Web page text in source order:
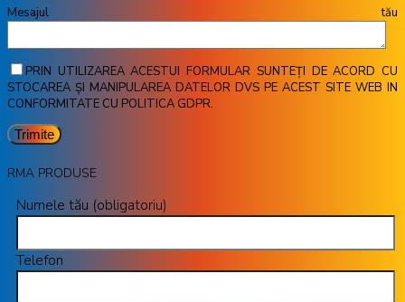
Mesajul tău
PRIN UTILIZAREA ACESTUI FORMULAR SUNTEȚI DE ACORD CU
STOCAREA ȘI MANIPULAREA DATELOR DVS PE ACEST SITE WEB IN
CONFORMITATE CU POLITICA GDPR.
RMA PRODUSE
Numele tău (obligatoriu)
Telefon